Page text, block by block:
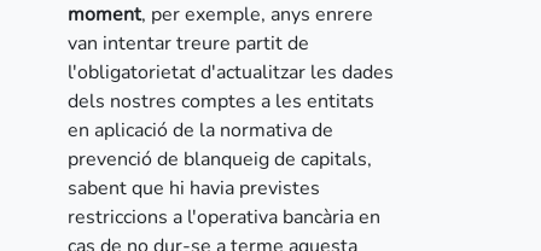
moment, per exemple, anys enrere
van intentar treure partit de
l'obligatorietat d'actualitzar les dades
dels nostres comptes a les entitats
en aplicació de la normativa de
prevenció de blanqueig de capitals,
sabent que hi havia previstes
restriccions a l'operativa bancària en